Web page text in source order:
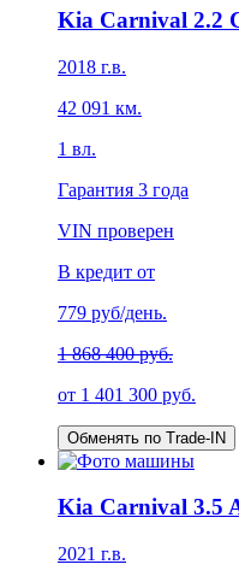
Kia Carnival 2.2
2018 г.в.
42 091 км.
1 вл.
Гарантия 3 года
VIN проверен
В кредит от
779 руб/день.
1 868 400 руб.
от 1 401 300 руб.
Обменять по Trade-IN
Kia Carnival 3.5
2021 г.в.